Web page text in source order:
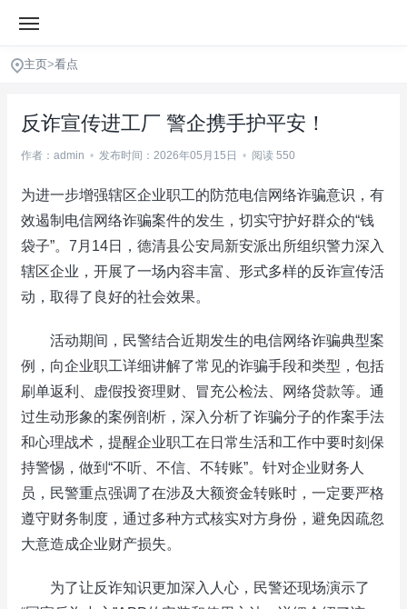
主页>看点
反诈宣传进工厂 警企携手护平安！
作者：admin • 发布时间：2026年05月15日 • 阅读 550
为进一步增强辖区企业职工的防范电信网络诈骗意识，有
效遏制电信网络诈骗案件的发生，切实守护好群众的“钱
袋子”。7月14日，德清县公安局新安派出所组织警力深入
辖区企业，开展了一场内容丰富、形式多样的反诈宣传活
动，取得了良好的社会效果。
活动期间，民警结合近期发生的电信网络诈骗典型案
例，向企业职工详细讲解了常见的诈骗手段和类型，包括
刷单返利、虚假投资理财、冒充公检法、网络贷款等。通
过生动形象的案例剖析，深入分析了诈骗分子的作案手法
和心理战术，提醒企业职工在日常生活和工作中要时刻保
持警惕，做到“不听、不信、不转账”。针对企业财务人
员，民警重点强调了在涉及大额资金转账时，一定要严格
遵守财务制度，通过多种方式核实对方身份，避免因疏忽
大意造成企业财产损失。
为了让反诈知识更加深入人心，民警还现场演示了